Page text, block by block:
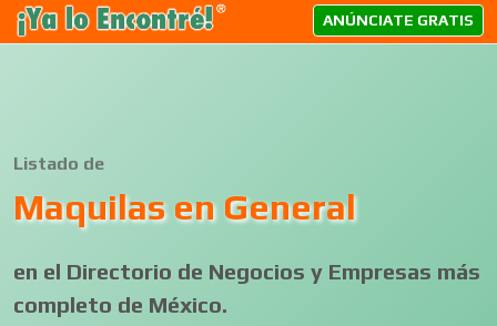
ANÚNCIATE GRATIS
Listado de
Maquilas en General
en el Directorio de Negocios y Empresas más
completo de México.